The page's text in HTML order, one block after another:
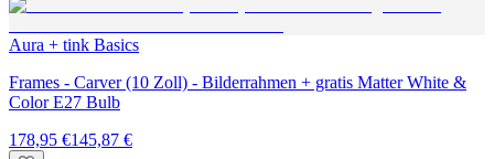
Aura + tink Basics
Frames - Carver (10 Zoll) - Bilderrahmen + gratis Matter White &
Color E27 Bulb
178,95 €145,87 €